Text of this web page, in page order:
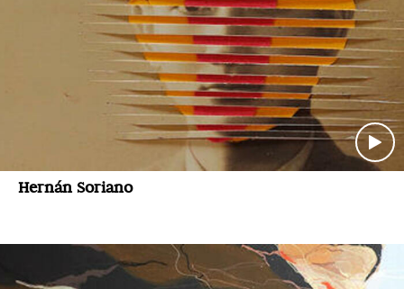
Hernán Soriano